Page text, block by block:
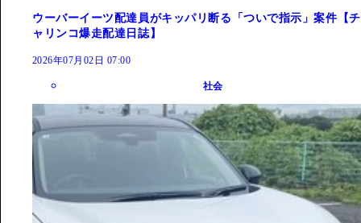
ウーバーイーツ配達員がキッパリ断る「ついで指示」案件【チ
ャリンコ爆走配達日誌】
2026年07月02日 07:00
社会